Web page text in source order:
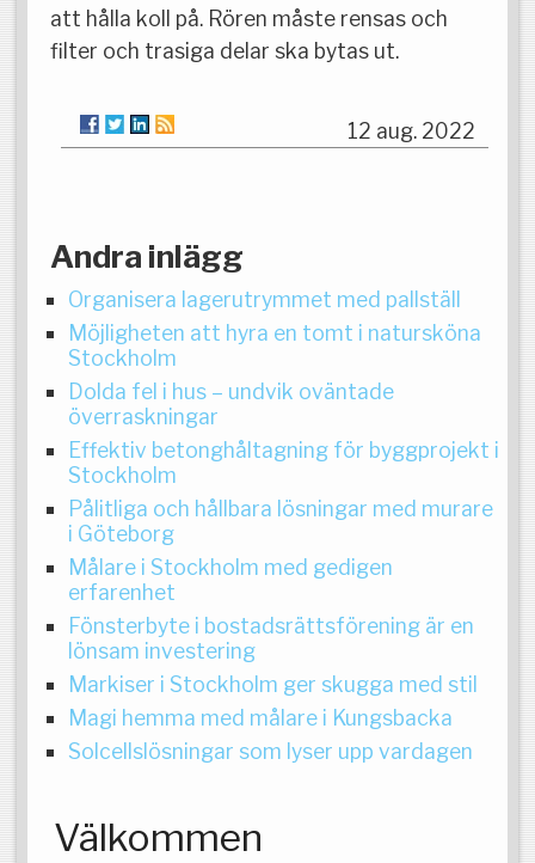
att hålla koll på. Rören måste rensas och
filter och trasiga delar ska bytas ut.
12 aug. 2022
Andra inlägg
Organisera lagerutrymmet med pallställ
Möjligheten att hyra en tomt i natursköna
Stockholm
Dolda fel i hus – undvik oväntade
överraskningar
Effektiv betonghåltagning för byggprojekt i
Stockholm
Pålitliga och hållbara lösningar med murare
i Göteborg
Målare i Stockholm med gedigen
erfarenhet
Fönsterbyte i bostadsrättsförening är en
lönsam investering
Markiser i Stockholm ger skugga med stil
Magi hemma med målare i Kungsbacka
Solcellslösningar som lyser upp vardagen
Välkommen